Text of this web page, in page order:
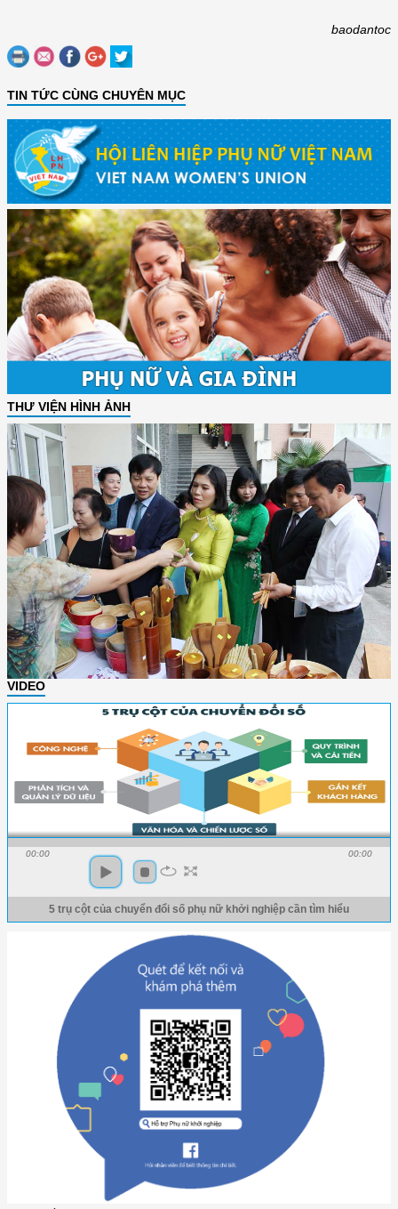
baodantoc
TIN TỨC CÙNG CHUYÊN MỤC
THƯ VIỆN HÌNH ẢNH
VIDEO
00:00 00:00
5 trụ cột của chuyển đổi số phụ nữ khởi nghiệp cần tìm hiểu